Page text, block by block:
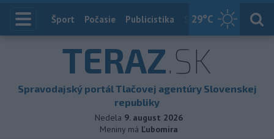
29°C
Index
Šport Počasie Publicistika Slovensko
TERAZ.SK
Spravodajský portál Tlačovej agentúry Slovenskej
republiky
Nedela 9. august 2026
Meniny má Ľubomíra